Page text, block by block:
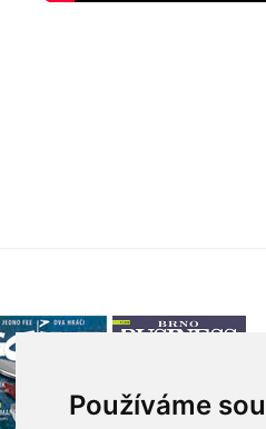
Používáme